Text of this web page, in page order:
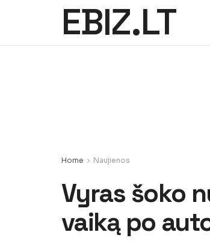
EBIZ.LT
Home Naujienos
Vyras šoko
vaiką po